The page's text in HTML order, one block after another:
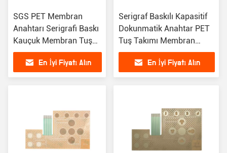
SGS PET Membran
Anahtarı Serigrafi Baskı
Kauçuk Membran Tuş
Takımı
En İyi Fiyatı Alın
Serigraf Baskılı Kapasitif
Dokunmatik Anahtar PET
Tuş Takımı Membran
Anahtarı
En İyi Fiyatı Alın